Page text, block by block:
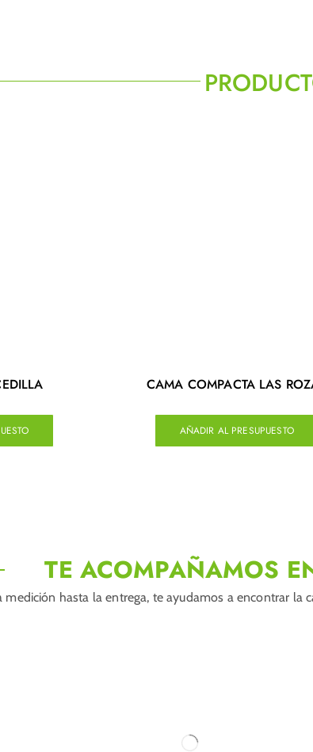
CAMA COMPACTA LAS
AÑADIR AL PRESUPUESTO
TE ACOMPAÑAMOS
medición hasta la entrega, te ayudamos a encontrar la